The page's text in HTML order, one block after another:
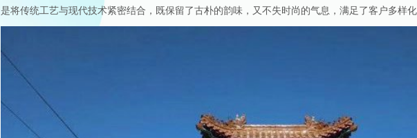
是将传统工艺与现代技术紧密结合，既保留了古朴的韵味，又不失时尚的气息，满足了客户多样化